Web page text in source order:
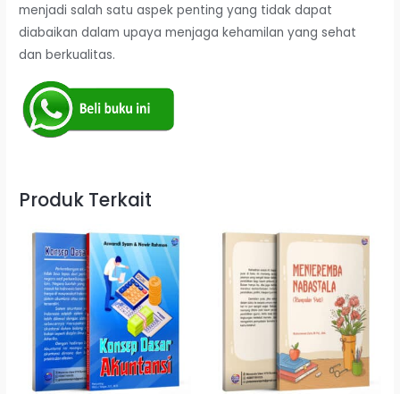
menjadi salah satu aspek penting yang tidak dapat
diabaikan dalam upaya menjaga kehamilan yang sehat
dan berkualitas.
Produk Terkait